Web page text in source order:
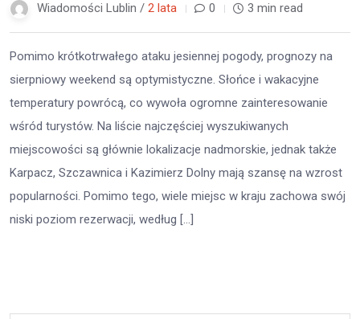
Wiadomości Lublin / 2 lata 0 3 min read
Pomimo krótkotrwałego ataku jesiennej pogody, prognozy na
sierpniowy weekend są optymistyczne. Słońce i wakacyjne
temperatury powrócą, co wywoła ogromne zainteresowanie
wśród turystów. Na liście najczęściej wyszukiwanych
miejscowości są głównie lokalizacje nadmorskie, jednak także
Karpacz, Szczawnica i Kazimierz Dolny mają szansę na wzrost
popularności. Pomimo tego, wiele miejsc w kraju zachowa swój
niski poziom rezerwacji, według […]